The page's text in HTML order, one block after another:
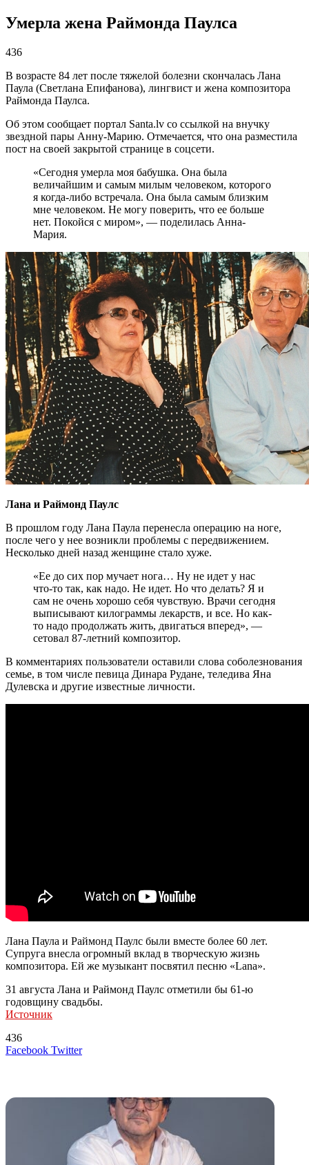
Умерла жена Раймонда Паулса
436
В возрасте 84 лет после тяжелой болезни скончалась Лана
Паула (Светлана Епифанова), лингвист и жена композитора
Раймонда Паулса.
Об этом сообщает портал Santa.lv со ссылкой на внучку
звездной пары Анну-Марию. Отмечается, что она разместила
пост на своей закрытой странице в соцсети.
«Сегодня умерла моя бабушка. Она была
величайшим и самым милым человеком, которого
я когда-либо встречала. Она была самым близким
мне человеком. Не могу поверить, что ее больше
нет. Покойся с миром», — поделилась Анна-
Мария.
Лана и Раймонд Паулс
В прошлом году Лана Паула перенесла операцию на ноге,
после чего у нее возникли проблемы с передвижением.
Несколько дней назад женщине стало хуже.
«Ее до сих пор мучает нога… Ну не идет у нас
что-то так, как надо. Не идет. Но что делать? Я и
сам не очень хорошо себя чувствую. Врачи сегодня
выписывают килограммы лекарств, и все. Но как-
то надо продолжать жить, двигаться вперед», —
сетовал 87-летний композитор.
В комментариях пользователи оставили слова соболезнования
семье, в том числе певица Динара Рудане, теледива Яна
Дулевска и другие известные личности.
Лана Паула и Раймонд Паулс были вместе более 60 лет.
Супруга внесла огромный вклад в творческую жизнь
композитора. Ей же музыкант посвятил песню «Lana».
31 августа Лана и Раймонд Паулс отметили бы 61-ю
годовщину свадьбы.
Источник
436
Facebook TwitterLinkedIn
Tumblr
Reddit
Вконтакте
Одноклассники
Skype
Messenger
Messenger
WhatsApp
Telegram
Viber
Line
Поделиться
Печатать